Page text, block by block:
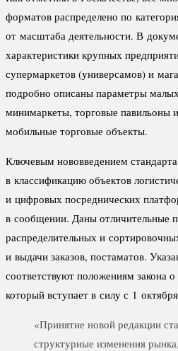
форматов распределено по
от масштаба деятельности. В
характеристики крупных
супермаркетов (универсамов) и
подробно описаны параметры
минимаркеты, торговые павильоны
мобильные торговые объекты.
Ключевым нововведением
в классификацию объектов
и цифровых посреднических
в сообщении. Даны отличительные
распределительных и
и выдачи заказов, постаматов.
соответствуют положениям закона
который вступает в силу с 1
«Принятие новой редакции
структурные изменения